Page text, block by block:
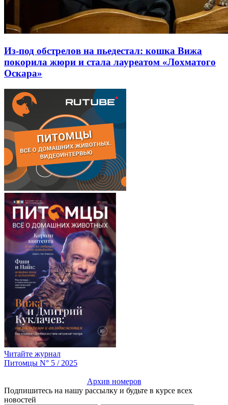
Из-под обстрелов на пьедестал: кошка Вижа
покорила жюри и стала лауреатом «Лохматого
Оскара»
Читайте журнал
Питомцы N° 5 / 2025
Архив номеров
Подпишитесь на нашу рассылку и будьте в курсе всех
новостей